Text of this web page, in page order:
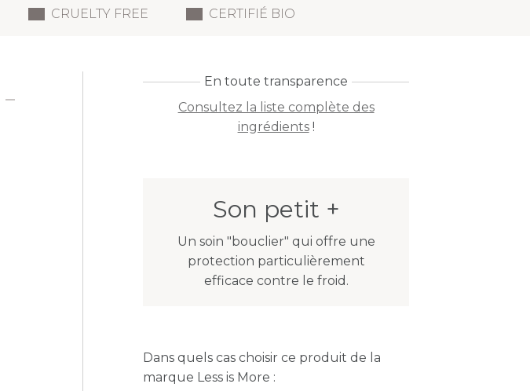
CRUELTY FREE CERTIFIÉ BIO
En toute transparence
Consultez la liste complète des
ingrédients!
Son petit +
Un soin "bouclier" qui offre une
protection particulièrement
efficace contre le froid.
Dans quels cas choisir ce produit de la
marque Less is More :